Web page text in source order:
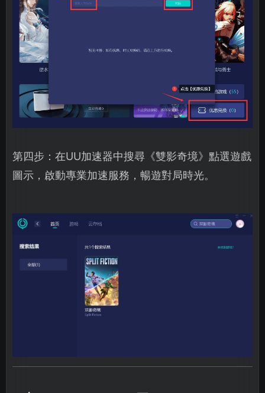
第四步：在UU加速器中搜尋《雙影奇境》點選遊戲
圖示，啟動專業加速服務，暢遊對局時光。